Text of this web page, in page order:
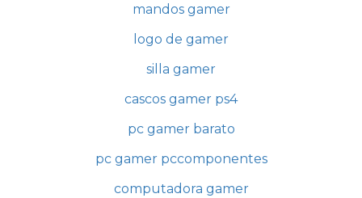
mandos gamer
logo de gamer
silla gamer
cascos gamer ps4
pc gamer barato
pc gamer pccomponentes
computadora gamer